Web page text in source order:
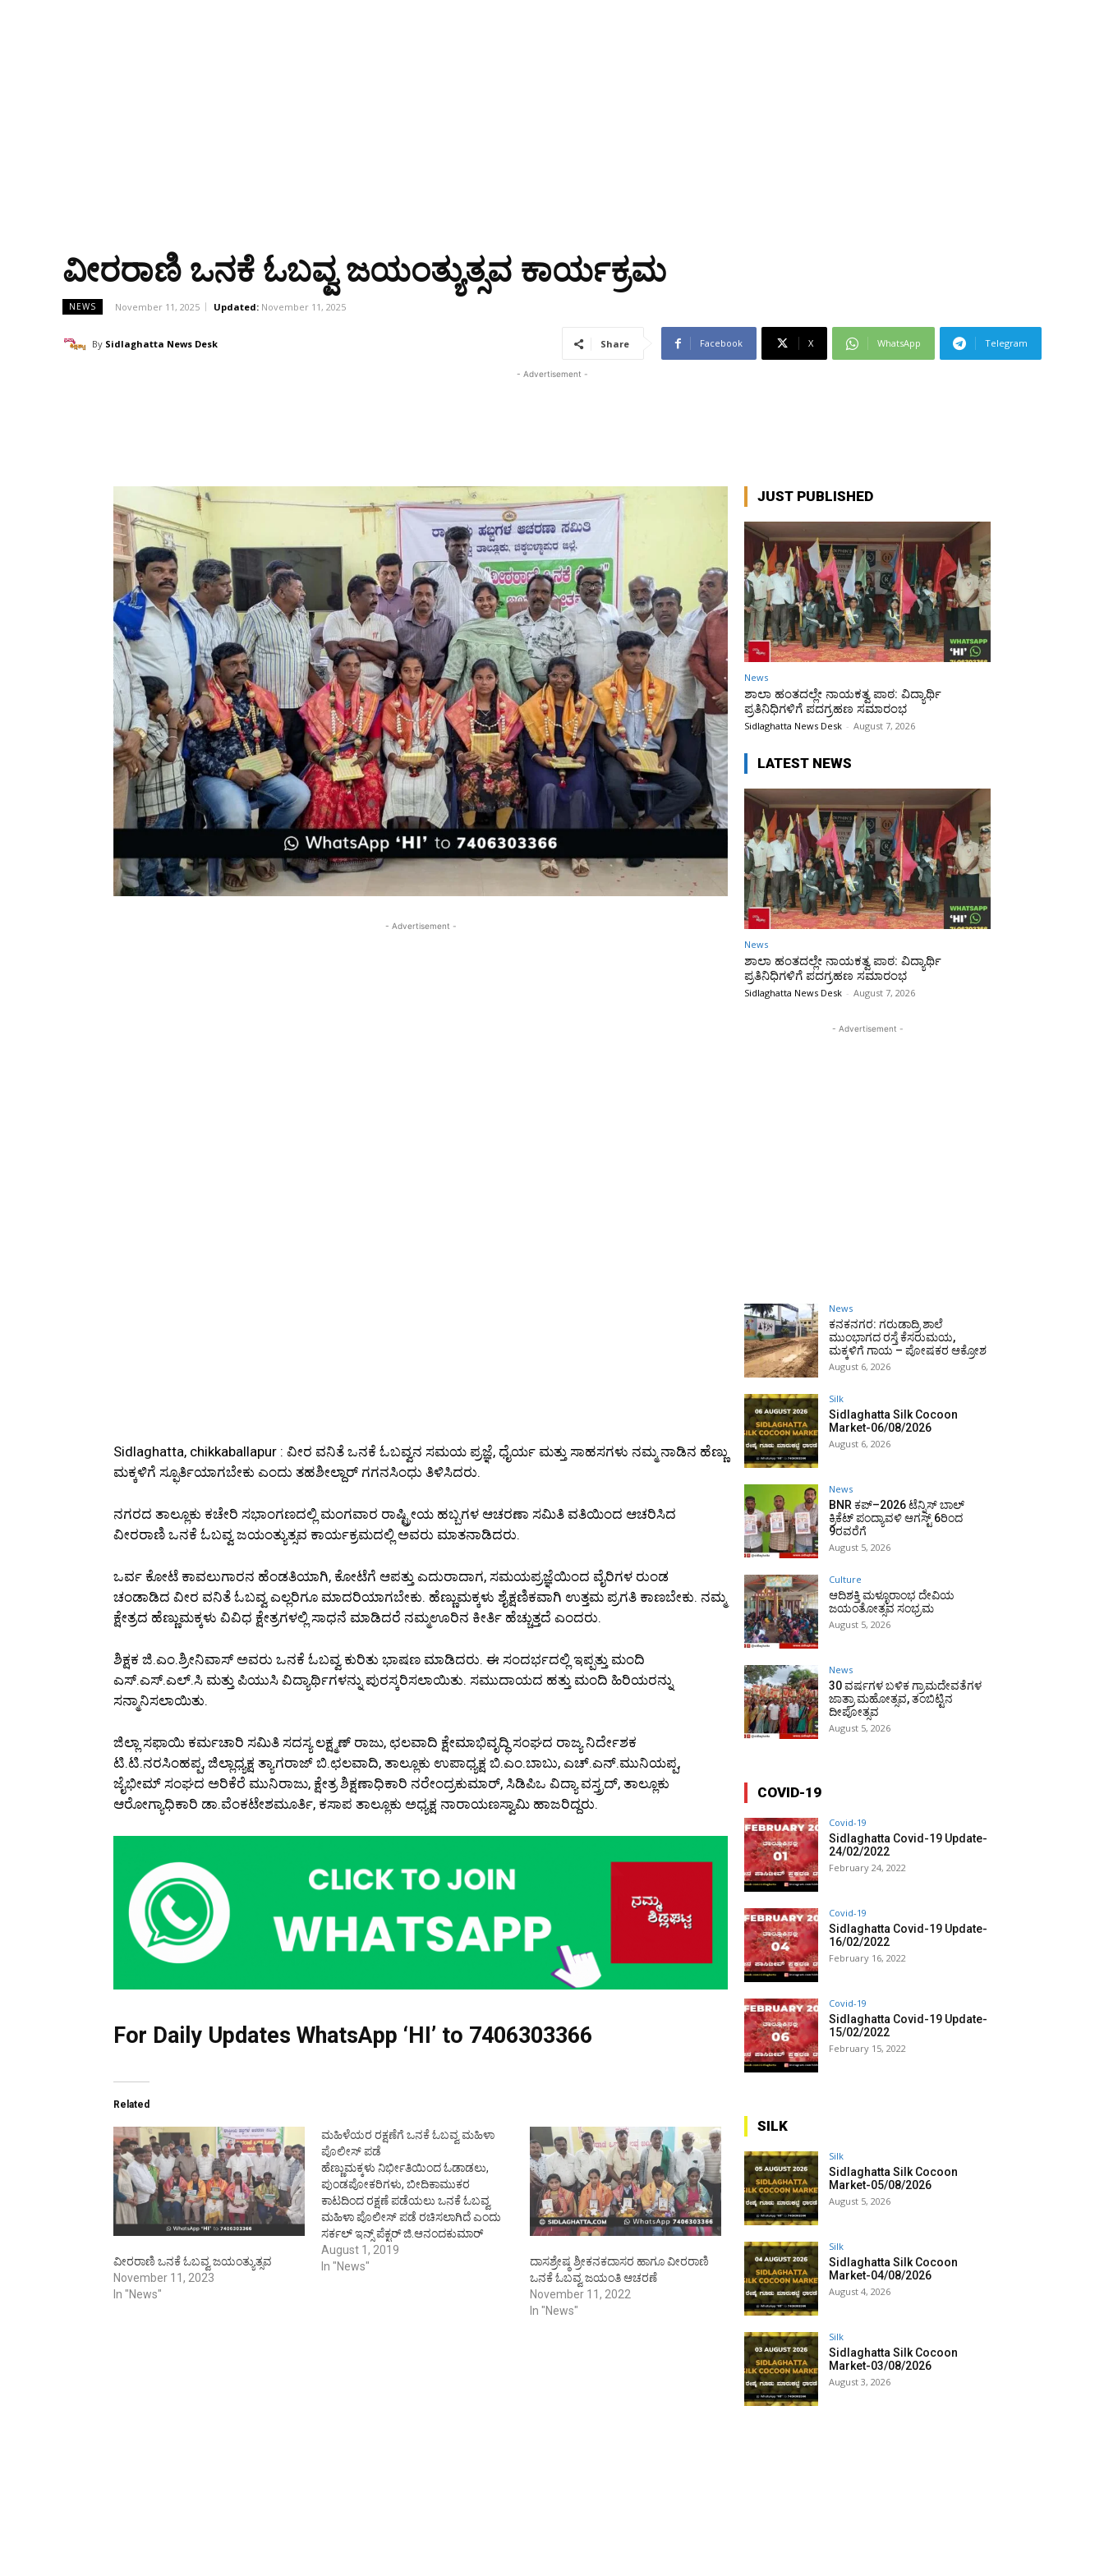
ವೀರರಾಣಿ ಒನಕೆ ಓಬವ್ವ ಜಯಂತ್ಯುತ್ಸವ ಕಾರ್ಯಕ್ರಮ
NEWS November 11, 2025 Updated: November 11, 2025
By Sidlaghatta News Desk Share Facebook X WhatsApp Telegram
- Advertisement -
- Advertisement -
Sidlaghatta, chikkaballapur : ವೀರ ವನಿತೆ ಒನಕೆ ಓಬವ್ವನ ಸಮಯ ಪ್ರಜ್ಞೆ, ಧೈರ್ಯ ಮತ್ತು ಸಾಹಸಗಳು ನಮ್ಮ ನಾಡಿನ ಹೆಣ್ಣು
ಮಕ್ಕಳಿಗೆ ಸ್ಫೂರ್ತಿಯಾಗಬೇಕು ಎಂದು ತಹಶೀಲ್ದಾರ್ ಗಗನಸಿಂಧು ತಿಳಿಸಿದರು.
ನಗರದ ತಾಲ್ಲೂಕು ಕಚೇರಿ ಸಭಾಂಗಣದಲ್ಲಿ ಮಂಗವಾರ ರಾಷ್ಟ್ರೀಯ ಹಬ್ಬಗಳ ಆಚರಣಾ ಸಮಿತಿ ವತಿಯಿಂದ ಆಚರಿಸಿದ
ವೀರರಾಣಿ ಒನಕೆ ಓಬವ್ವ ಜಯಂತ್ಯುತ್ಸವ ಕಾರ್ಯಕ್ರಮದಲ್ಲಿ ಅವರು ಮಾತನಾಡಿದರು.
ಒರ್ವ ಕೋಟೆ ಕಾವಲುಗಾರನ ಹೆಂಡತಿಯಾಗಿ, ಕೋಟೆಗೆ ಆಪತ್ತು ಎದುರಾದಾಗ, ಸಮಯಪ್ರಜ್ಞೆಯಿಂದ ವೈರಿಗಳ ರುಂಡ
ಚಂಡಾಡಿದ ವೀರ ವನಿತೆ ಓಬವ್ವ ಎಲ್ಲರಿಗೂ ಮಾದರಿಯಾಗಬೇಕು. ಹೆಣ್ಣುಮಕ್ಕಳು ಶೈಕ್ಷಣಿಕವಾಗಿ ಉತ್ತಮ ಪ್ರಗತಿ ಕಾಣಬೇಕು. ನಮ್ಮ
ಕ್ಷೇತ್ರದ ಹೆಣ್ಣುಮಕ್ಕಳು ವಿವಿಧ ಕ್ಷೇತ್ರಗಳಲ್ಲಿ ಸಾಧನೆ ಮಾಡಿದರೆ ನಮ್ಮಊರಿನ ಕೀರ್ತಿ ಹೆಚ್ಚುತ್ತದೆ ಎಂದರು.
ಶಿಕ್ಷಕ ಜಿ.ಎಂ.ಶ್ರೀನಿವಾಸ್ ಅವರು ಒನಕೆ ಓಬವ್ವ ಕುರಿತು ಭಾಷಣ ಮಾಡಿದರು. ಈ ಸಂದರ್ಭದಲ್ಲಿ ಇಪ್ಪತ್ತು ಮಂದಿ
ಎಸ್.ಎಸ್.ಎಲ್.ಸಿ ಮತ್ತು ಪಿಯುಸಿ ವಿದ್ಯಾರ್ಥಿಗಳನ್ನು ಪುರಸ್ಕರಿಸಲಾಯಿತು. ಸಮುದಾಯದ ಹತ್ತು ಮಂದಿ ಹಿರಿಯರನ್ನು
ಸನ್ಮಾನಿಸಲಾಯಿತು.
ಜಿಲ್ಲಾ ಸಫಾಯಿ ಕರ್ಮಚಾರಿ ಸಮಿತಿ ಸದಸ್ಯ ಲಕ್ಷ್ಮಣ್ ರಾಜು, ಛಲವಾದಿ ಕ್ಷೇಮಾಭಿವೃದ್ಧಿ ಸಂಘದ ರಾಜ್ಯ ನಿರ್ದೇಶಕ
ಟಿ.ಟಿ.ನರಸಿಂಹಪ್ಪ, ಜಿಲ್ಲಾಧ್ಯಕ್ಷ ತ್ಯಾಗರಾಜ್ ಬಿ.ಛಲವಾದಿ, ತಾಲ್ಲೂಕು ಉಪಾಧ್ಯಕ್ಷ ಬಿ.ಎಂ.ಬಾಬು, ಎಚ್.ಎನ್.ಮುನಿಯಪ್ಪ,
ಜೈಭೀಮ್ ಸಂಘದ ಅರಿಕೆರೆ ಮುನಿರಾಜು, ಕ್ಷೇತ್ರ ಶಿಕ್ಷಣಾಧಿಕಾರಿ ನರೇಂದ್ರಕುಮಾರ್, ಸಿಡಿಪಿಒ ವಿದ್ಯಾ ವಸ್ತ್ರದ್, ತಾಲ್ಲೂಕು
ಆರೋಗ್ಯಾಧಿಕಾರಿ ಡಾ.ವೆಂಕಟೇಶಮೂರ್ತಿ, ಕಸಾಪ ತಾಲ್ಲೂಕು ಅಧ್ಯಕ್ಷ ನಾರಾಯಣಸ್ವಾಮಿ ಹಾಜರಿದ್ದರು.
For Daily Updates WhatsApp ‘HI’ to 7406303366
Related
ವೀರರಾಣಿ ಒನಕೆ ಓಬವ್ವ ಜಯಂತ್ಯುತ್ಸವ
November 11, 2023
In "News"
ಮಹಿಳೆಯರ ರಕ್ಷಣೆಗೆ ಒನಕೆ ಓಬವ್ವ ಮಹಿಳಾ
ಪೊಲೀಸ್‌ ಪಡೆ
ಹೆಣ್ಣುಮಕ್ಕಳು ನಿರ್ಭೀತಿಯಿಂದ ಓಡಾಡಲು,
ಪುಂಡಪೋಕರಿಗಳು, ಬೀದಿಕಾಮುಕರ
ಕಾಟದಿಂದ ರಕ್ಷಣೆ ಪಡೆಯಲು ಒನಕೆ ಓಬವ್ವ
ಮಹಿಳಾ ಪೊಲೀಸ್‌ ಪಡೆ ರಚಿಸಲಾಗಿದೆ ಎಂದು
ಸರ್ಕಲ್ ಇನ್ಸ್ ಪೆಕ್ಟರ್ ಜಿ.ಆನಂದಕುಮಾರ್
ತಿಳಿಸಿದರು. ನಗರ ಪೊಲೀಸ್ ಠಾಣೆ ಆವರಣದಲ್ಲಿ
ಬುಧವಾರ ಒನಕೆ ಓಬವ್ವ ಪಡೆಗೆ ಚಾಲನೆ ನೀಡಿ
August 1, 2019
In "News"
ದಾಸಶ್ರೇಷ್ಠ ಶ್ರೀಕನಕದಾಸರ ಹಾಗೂ ವೀರರಾಣಿ
ಒನಕೆ ಓಬವ್ವ ಜಯಂತಿ ಆಚರಣೆ
November 11, 2022
In "News"
JUST PUBLISHED
News
ಶಾಲಾ ಹಂತದಲ್ಲೇ ನಾಯಕತ್ವ ಪಾಠ: ವಿದ್ಯಾರ್ಥಿ
ಪ್ರತಿನಿಧಿಗಳಿಗೆ ಪದಗ್ರಹಣ ಸಮಾರಂಭ
Sidlaghatta News Desk - August 7, 2026
LATEST NEWS
News
ಶಾಲಾ ಹಂತದಲ್ಲೇ ನಾಯಕತ್ವ ಪಾಠ: ವಿದ್ಯಾರ್ಥಿ
ಪ್ರತಿನಿಧಿಗಳಿಗೆ ಪದಗ್ರಹಣ ಸಮಾರಂಭ
Sidlaghatta News Desk - August 7, 2026
- Advertisement -
News
ಕನಕನಗರ: ಗರುಡಾದ್ರಿ ಶಾಲೆ
ಮುಂಭಾಗದ ರಸ್ತೆ ಕೆಸರುಮಯ,
ಮಕ್ಕಳಿಗೆ ಗಾಯ – ಪೋಷಕರ ಆಕ್ರೋಶ
August 6, 2026
Silk
Sidlaghatta Silk Cocoon
Market-06/08/2026
August 6, 2026
News
BNR ಕಪ್–2026 ಟೆನ್ನಿಸ್ ಬಾಲ್
ಕ್ರಿಕೆಟ್ ಪಂದ್ಯಾವಳಿ ಆಗಸ್ಟ್ 6ರಿಂದ
9ರವರೆಗೆ
August 5, 2026
Culture
ಆದಿಶಕ್ತಿ ಮಳ್ಳೂರಾಂಭ ದೇವಿಯ
ಜಯಂತೋತ್ಸವ ಸಂಭ್ರಮ
August 5, 2026
News
30 ವರ್ಷಗಳ ಬಳಿಕ ಗ್ರಾಮದೇವತೆಗಳ
ಜಾತ್ರಾ ಮಹೋತ್ಸವ, ತಂಬಿಟ್ಟಿನ
ದೀಪೋತ್ಸವ
August 5, 2026
COVID-19
Covid-19
Sidlaghatta Covid-19 Update-
24/02/2022
February 24, 2022
Covid-19
Sidlaghatta Covid-19 Update-
16/02/2022
February 16, 2022
Covid-19
Sidlaghatta Covid-19 Update-
15/02/2022
February 15, 2022
SILK
Silk
Sidlaghatta Silk Cocoon
Market-05/08/2026
August 5, 2026
Silk
Sidlaghatta Silk Cocoon
Market-04/08/2026
August 4, 2026
Silk
Sidlaghatta Silk Cocoon
Market-03/08/2026
August 3, 2026